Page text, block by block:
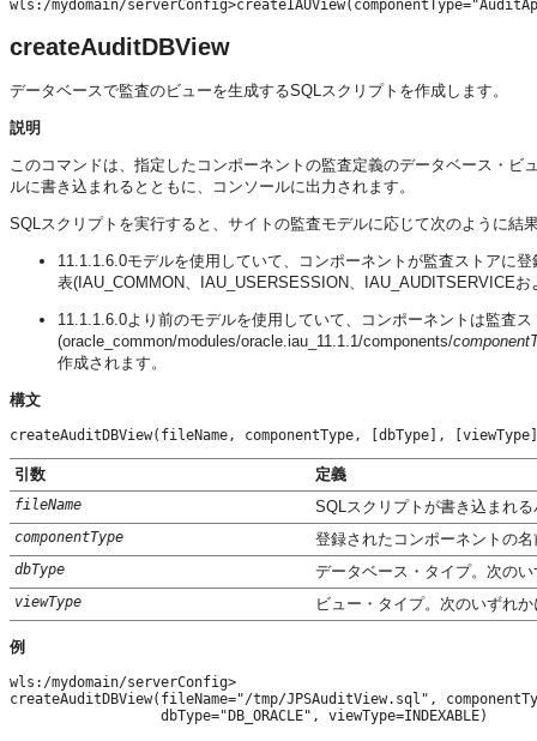
wls:/mydomain/
createAuditDBView
データベースで監査のビューを生成するSQLスクリプトを作成します。
説明
このコマンドは、指定したコンポーネントの監査定義のデータベース・
ルに書き込まれるとともに、コンソールに出力されます。
SQLスクリプトを実行すると、サイトの監査モデルに応じて次のように結
11.1.1.6.0モデルを使用していて、コンポーネントが監査ストアに
表(IAU_COMMON、IAU_USERSESSION、IAU_AUDITSERVICE
11.1.1.6.0より前のモデルを使用していて、コンポーネントは監査
(oracle_common/modules/oracle.iau_11.1.1/components/
作成されます。
構文
createAuditDBView(fileName, componentType, [dbType],
引数 定義
fileName SQLスクリプトが書き込まれ
componentType 登録されたコンポーネントの名
dbType データベース・タイプ。次の
viewType ビュー・タイプ。次のいずれ
例
wls:/mydomain/serverConfig>
createAuditDBView(fileName="/tmp/JPSAuditView.sql",
                  dbType="DB_ORACLE", viewType=INDEXABLE)